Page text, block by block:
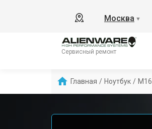
Москва ▼
Сервисный ремонт
Главная / Ноутбук / M16